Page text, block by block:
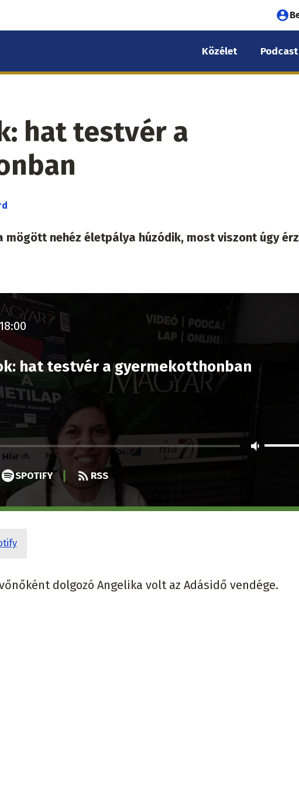
Közélet Podcast
hat testvér a
nehéz életpálya húzódik, most viszont úgy
hat testvér a gyermekotthonban
SPOTIFY RSS
dolgozó Angelika volt az Adásidő vendége.